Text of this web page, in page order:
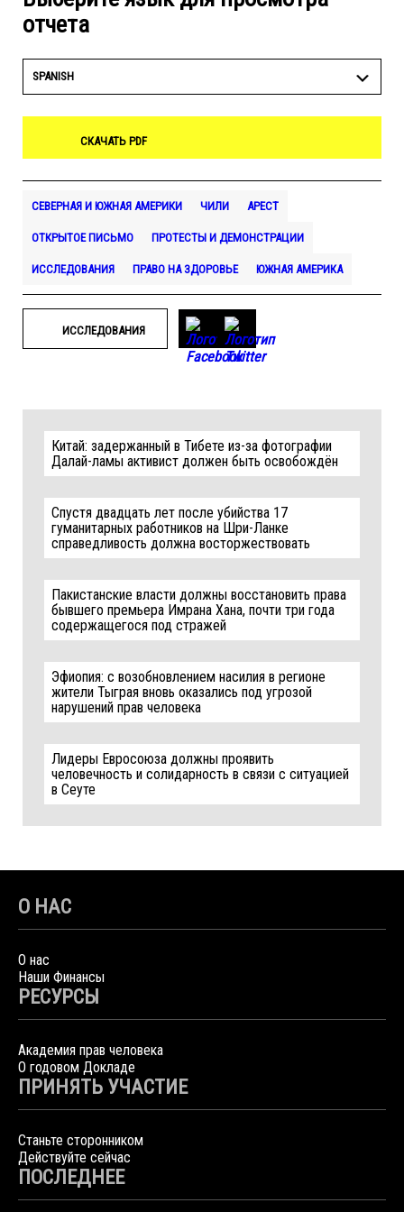
отчета
SPANISH
СКАЧАТЬ PDF
СЕВЕРНАЯ И ЮЖНАЯ АМЕРИКИ ЧИЛИ АРЕСТ
ОТКРЫТОЕ ПИСЬМО ПРОТЕСТЫ И ДЕМОНСТРАЦИИ
ИССЛЕДОВАНИЯ ПРАВО НА ЗДОРОВЬЕ ЮЖНАЯ АМЕРИКА
ИССЛЕДОВАНИЯ
Китай: задержанный в Тибете из-за фотографии
Далай-ламы активист должен быть освобождён
Спустя двадцать лет после убийства 17
гуманитарных работников на Шри-Ланке
справедливость должна восторжествовать
Пакистанские власти должны восстановить права
бывшего премьера Имрана Хана, почти три года
содержащегося под стражей
Эфиопия: с возобновлением насилия в регионе
жители Тыграя вновь оказались под угрозой
нарушений прав человека
Лидеры Евросоюза должны проявить
человечность и солидарность в связи с ситуацией
в Сеуте
О НАС
О нас
Наши Финансы
РЕСУРСЫ
Академия прав человека
О годовом Докладе
ПРИНЯТЬ УЧАСТИЕ
Станьте сторонником
Действуйте сейчас
ПОСЛЕДНЕЕ